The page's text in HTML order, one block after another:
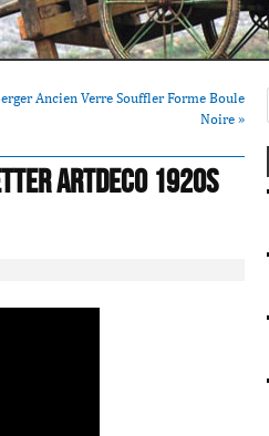
Ancien Verre Souffler Forme Boule
Noire »
Artdeco 1920s